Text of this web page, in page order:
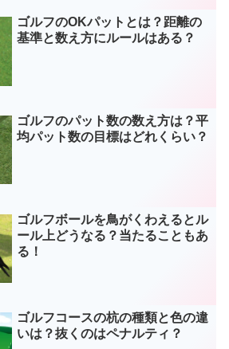
ゴルフのOKパットとは？距離の
基準と数え方にルールはある？
ゴルフのパット数の数え方は？平
均パット数の目標はどれくらい？
ゴルフボールを鳥がくわえるとル
ール上どうなる？当たることもあ
る！
ゴルフコースの杭の種類と色の違
いは？抜くのはペナルティ？